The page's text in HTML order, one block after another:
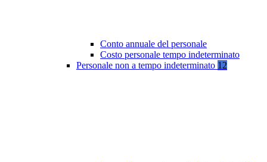
Conto annuale del personale
Costo personale tempo indeterminato
Personale non a tempo indeterminato 12